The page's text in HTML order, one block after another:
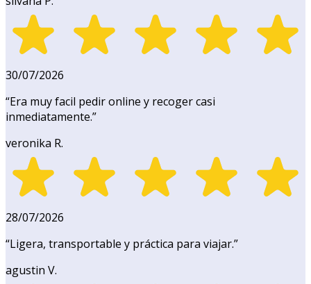
30/07/2026
“Era muy facil pedir online y recoger casi
inmediatamente.”
veronika R.
28/07/2026
“Ligera, transportable y práctica para viajar.”
agustin V.